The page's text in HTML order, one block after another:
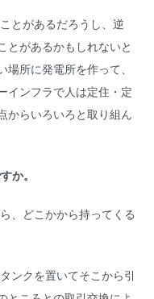
とがあるだろうし、逆
とがあるかもしれないと
所に発電所を作って、
インフラで人は定住・定
からいろいろと取り組ん
か。
、どこかから持ってくる
ンクを置いてそこから引